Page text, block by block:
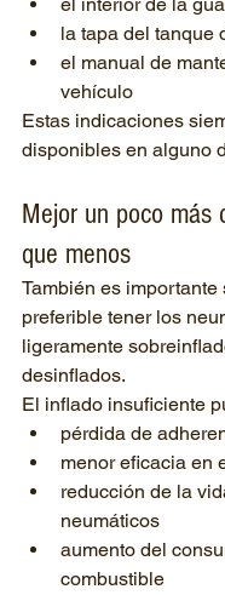
la tapa del tanque
el manual de
vehículo
Estas indicaciones
disponibles en alguno
Mejor un poco más
que menos
También es importante
preferible tener los
ligeramente
desinflados.
El inflado insuficiente
pérdida de
menor eficacia en
reducción de la
neumáticos
aumento del
combustible